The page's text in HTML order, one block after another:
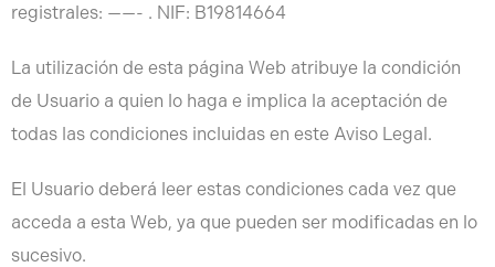
registrales: ——- . NIF: B19814664
La utilización de esta página Web atribuye la condición
de Usuario a quien lo haga e implica la aceptación de
todas las condiciones incluidas en este Aviso Legal.
El Usuario deberá leer estas condiciones cada vez que
acceda a esta Web, ya que pueden ser modificadas en lo
sucesivo.